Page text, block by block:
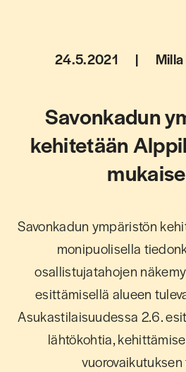
24.5.2021 |
Savonkadun
kehitetään
Savonkadun ympäristön
monipuolisella
osallistujatahojen
esittämisellä alueen
Asukastilaisuudessa 2.6.
lähtökohtia,